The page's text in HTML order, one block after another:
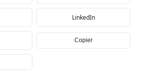
LinkedIn
Copier